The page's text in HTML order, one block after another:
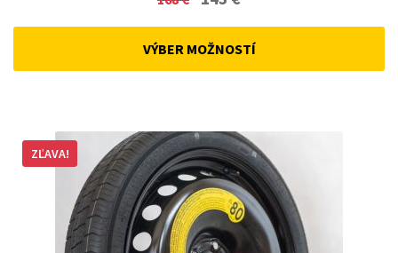
was:
VÝBER MOŽNOSTÍ
ZĽAVA!